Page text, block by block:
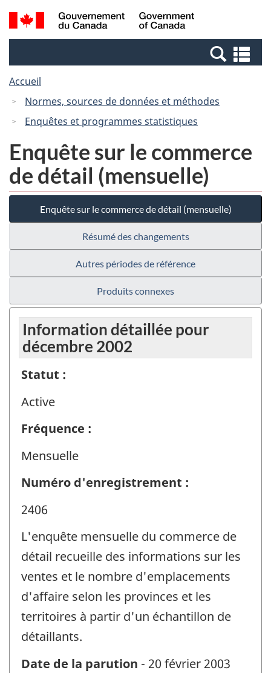
Passer
au
Passer
à
Canada
Recherche
et
et
Accueil
Normes, sources de données et méthodes
Enquêtes et programmes statistiques
Enquête sur le commerce
de détail (mensuelle)
Enquête sur le commerce de détail (mensuelle)
Résumé des changements
Autres périodes de référence
Produits connexes
Information détaillée pour
décembre 2002
Statut :
Active
Fréquence :
Mensuelle
Numéro d'enregistrement :
2406
L'enquête mensuelle du commerce de
détail recueille des informations sur les
ventes et le nombre d'emplacements
d'affaire selon les provinces et les
territoires à partir d'un échantillon de
détaillants.
Date de la parution - 20 février 2003